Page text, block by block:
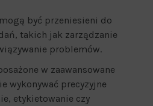
być przeniesieni do
takich jak zarządzanie
problemów.
w zaawansowane
wykonywać precyzyjne
etykietowanie czy